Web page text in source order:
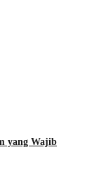
yang Wajib